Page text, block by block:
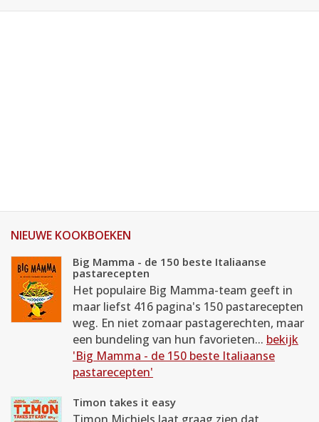
NIEUWE KOOKBOEKEN
Big Mamma - de 150 beste Italiaanse
pastarecepten
Het populaire Big Mamma-team geeft in
maar liefst 416 pagina's 150 pastarecepten
weg. En niet zomaar pastagerechten, maar
een bundeling van hun favorieten... bekijk
'Big Mamma - de 150 beste Italiaanse
pastarecepten'
Timon takes it easy